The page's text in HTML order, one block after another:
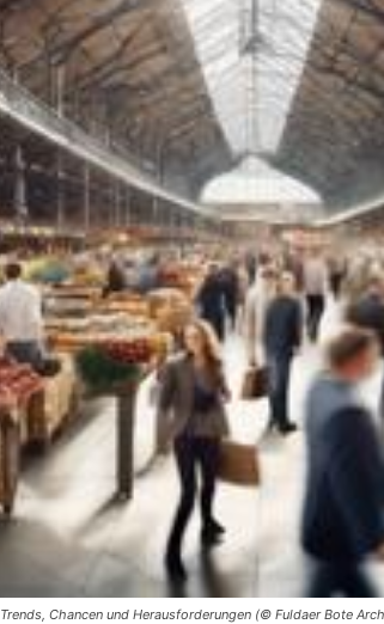
Chancen und Herausforderungen (© Fuldaer Bote